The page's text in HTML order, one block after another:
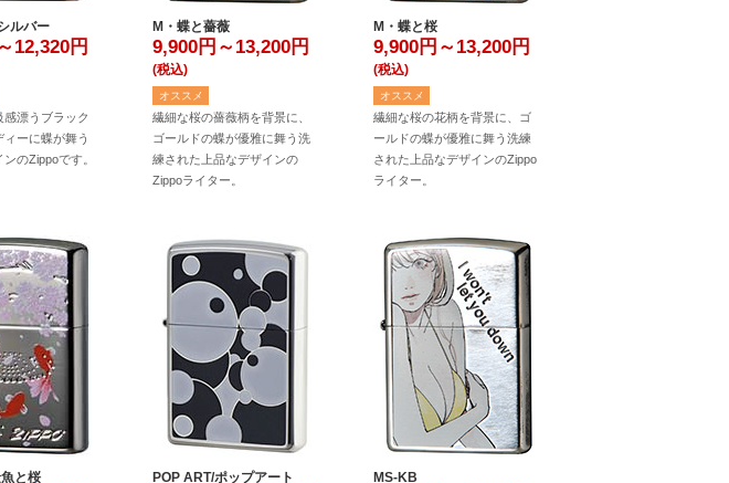
ルバー
12,320円
感漂うブラック
ィーに蝶が舞う
のZippoです。
M・蝶と薔薇
9,900円～13,200円
(税込)
オススメ
繊細な桜の薔薇柄を背景に、
ゴールドの蝶が優雅に舞う洗
練された上品なデザインの
Zippoライター。
M・蝶と桜
9,900円～13,200円
(税込)
オススメ
繊細な桜の花柄を背景に、ゴ
ールドの蝶が優雅に舞う洗練
された上品なデザインのZippo
ライター。
と桜 POP ART/ポップアート MS-KB